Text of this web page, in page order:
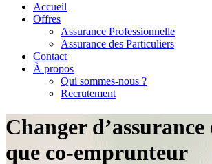
Accueil
Offres
Assurance Professionnelle
Assurance des Particuliers
Contact
À propos
Qui sommes-nous ?
Recrutement
Changer
que co-emprunteur